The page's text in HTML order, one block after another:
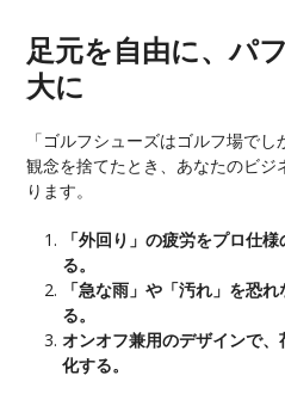
足元を自由に、パ
大に
「ゴルフシューズはゴルフ場で
観念を捨てたとき、あなたのビジ
ります。
「外回り」の疲労をプロ仕
る。
「急な雨」や「汚れ」を恐
る。
オンオフ兼用のデザインで
化する。